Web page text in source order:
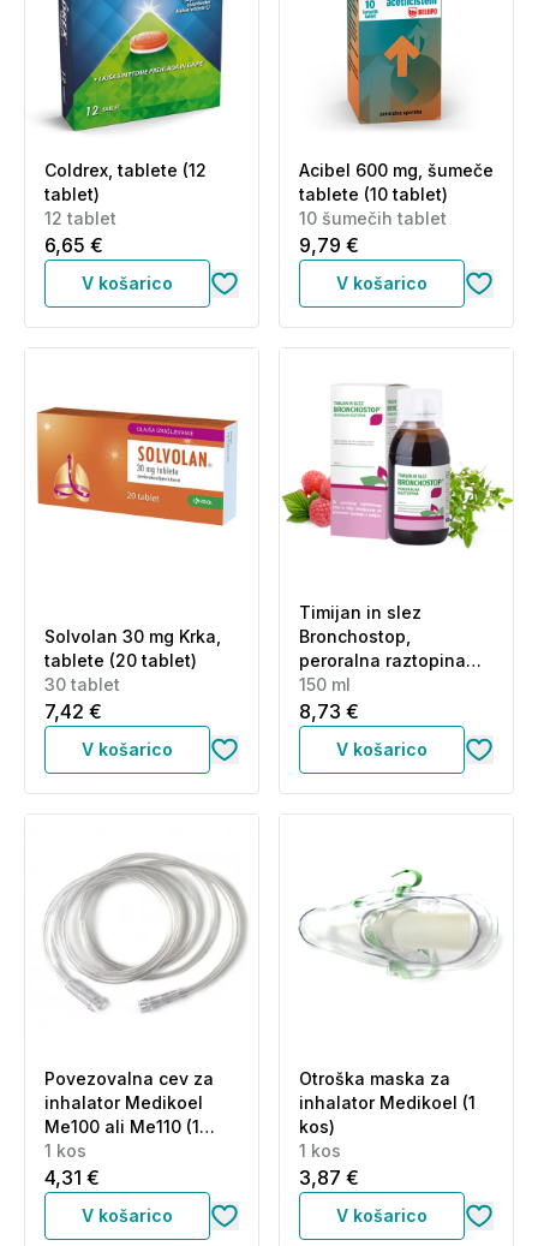
Coldrex, tablete (12
tablet)
12 tablet
6,65 €
V košarico
Acibel 600 mg, šumeče
tablete (10 tablet)
10 šumečih tablet
9,79 €
V košarico
Solvolan 30 mg Krka,
tablete (20 tablet)
30 tablet
7,42 €
V košarico
Timijan in slez
Bronchostop,
peroralna raztopina
(150 ml)
150 ml
8,73 €
V košarico
Povezovalna cev za
inhalator Medikoel
Me100 ali Me110 (1
kos)
1 kos
4,31 €
V košarico
Otroška maska za
inhalator Medikoel (1
kos)
1 kos
3,87 €
V košarico